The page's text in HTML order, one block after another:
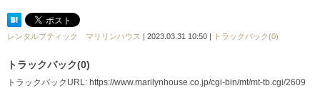
レンタルブティック マリリンハウス | 2023.03.31 10:50 | トラックバック(0)
トラックバック(0)
トラックバックURL: https://www.marilynhouse.co.jp/cgi-bin/mt/mt-tb.cgi/2609